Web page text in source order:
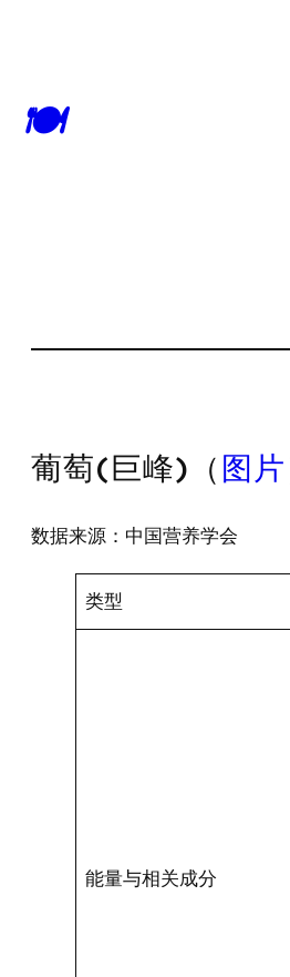
🍽
葡萄(巨峰)（ 图片
数据来源：中国营养学会
类型
能量与相关成分